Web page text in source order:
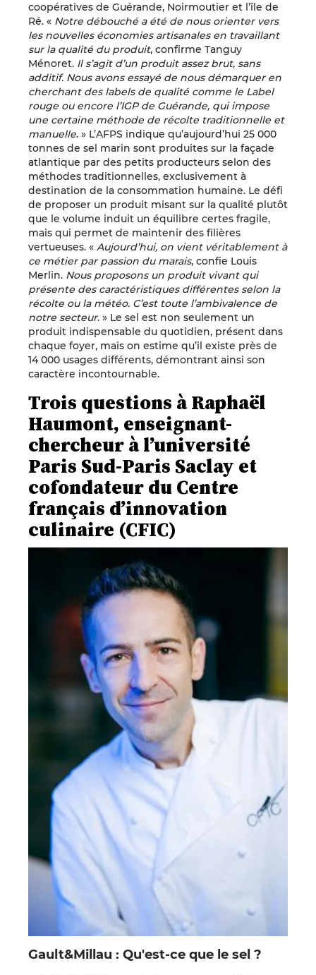
coopératives de Guérande, Noirmoutier et l’île de
Ré. « Notre débouché a été de nous orienter vers
les nouvelles économies artisanales en travaillant
sur la qualité du produit, confirme Tanguy
Ménoret. Il s’agit d’un produit assez brut, sans
additif. Nous avons essayé de nous démarquer en
cherchant des labels de qualité comme le Label
rouge ou encore l’IGP de Guérande, qui impose
une certaine méthode de récolte traditionnelle et
manuelle. » L’AFPS indique qu’aujourd’hui 25 000
tonnes de sel marin sont produites sur la façade
atlantique par des petits producteurs selon des
méthodes traditionnelles, exclusivement à
destination de la consommation humaine. Le défi
de proposer un produit misant sur la qualité plutôt
que le volume induit un équilibre certes fragile,
mais qui permet de maintenir des filières
vertueuses. « Aujourd’hui, on vient véritablement à
ce métier par passion du marais, confie Louis
Merlin. Nous proposons un produit vivant qui
présente des caractéristiques différentes selon la
récolte ou la météo. C’est toute l’ambivalence de
notre secteur. » Le sel est non seulement un
produit indispensable du quotidien, présent dans
chaque foyer, mais on estime qu’il existe près de
14 000 usages différents, démontrant ainsi son
caractère incontournable.
Trois questions à Raphaël
Haumont, enseignant-
chercheur à l’université
Paris Sud-Paris Saclay et
cofondateur du Centre
français d’innovation
culinaire (CFIC)
Gault&Millau : Qu'est-ce que le sel ?